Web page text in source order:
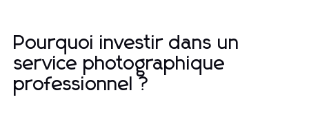
Pourquoi investir dans un
service photographique
professionnel ?